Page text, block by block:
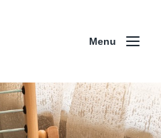
Menu